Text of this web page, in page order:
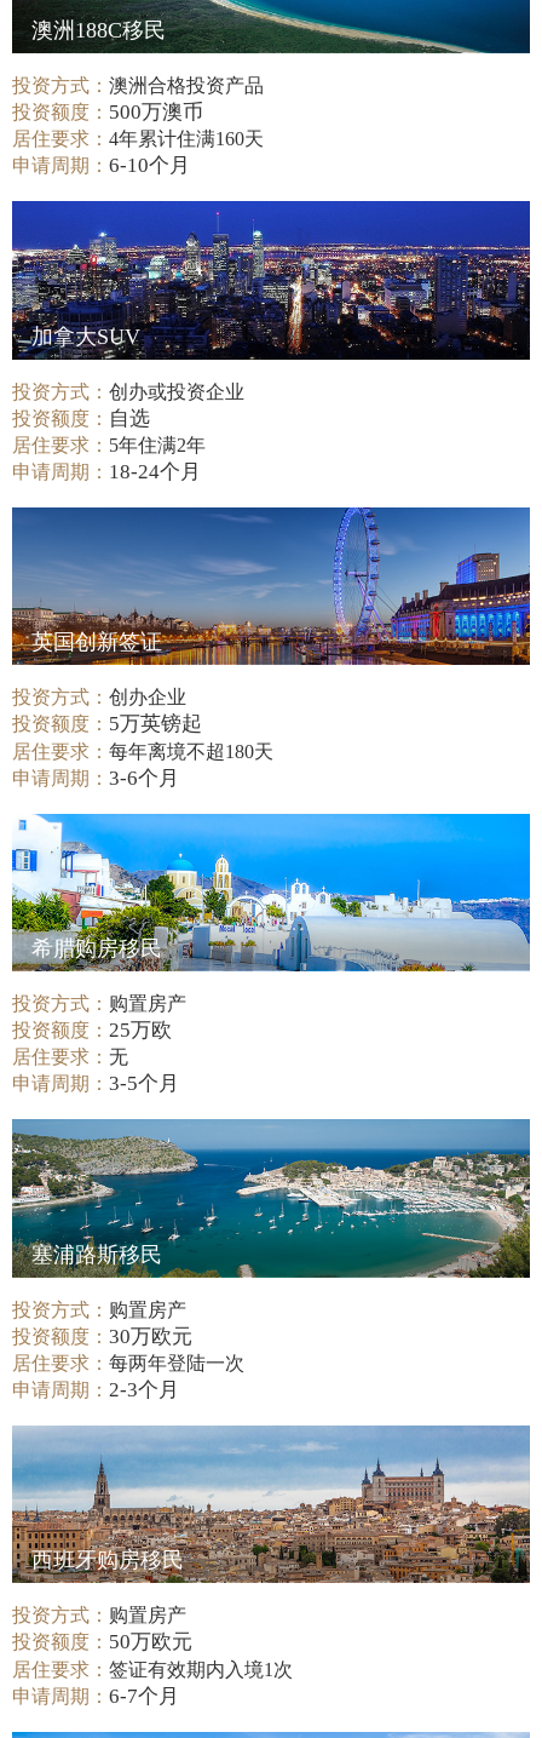
澳洲188C移民
投资方式：澳洲合格投资产品
投资额度： 500万澳币
居住要求：4年累计住满160天
申请周期：6-10个月
加拿大SUV
投资方式：创办或投资企业
投资额度： 自选
居住要求： 5年住满2年
申请周期： 18-24个月
英国创新签证
投资方式：创办企业
投资额度： 5万英镑起
居住要求：每年离境不超180天
申请周期：3-6个月
希腊购房移民
投资方式： 购置房产
投资额度： 25万欧
居住要求：无
申请周期：3-5个月
塞浦路斯移民
投资方式： 购置房产
投资额度：30万欧元
居住要求：每两年登陆一次
申请周期： 2-3个月
西班牙购房移民
投资方式： 购置房产
投资额度： 50万欧元
居住要求：签证有效期内入境1次
申请周期：6-7个月